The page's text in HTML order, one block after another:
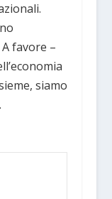
favore –
siamo